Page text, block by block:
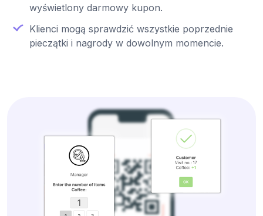
wyświetlony darmowy kupon.
Klienci mogą sprawdzić wszystkie poprzednie
pieczątki i nagrody w dowolnym momencie.